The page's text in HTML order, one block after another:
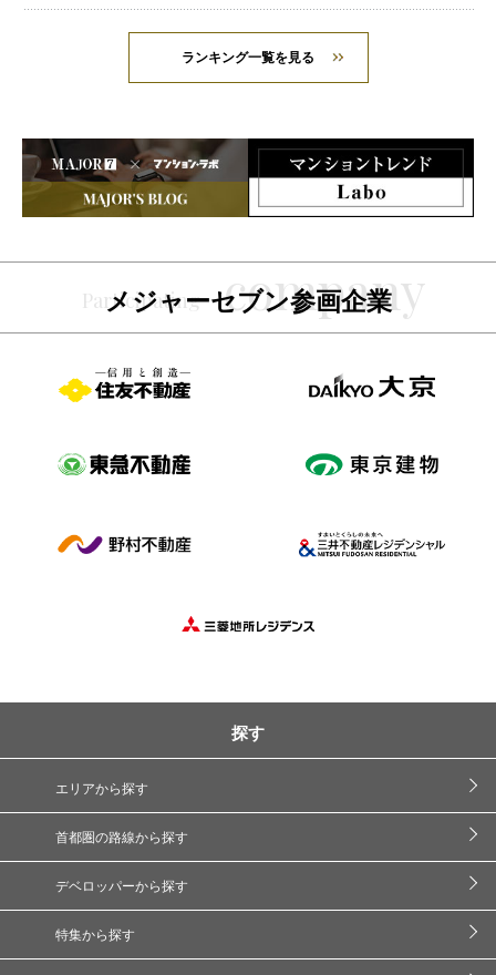
ランキング一覧を見る
メジャーセブン参画企業
探す
エリアから探す
首都圏の路線から探す
デベロッパーから探す
特集から探す